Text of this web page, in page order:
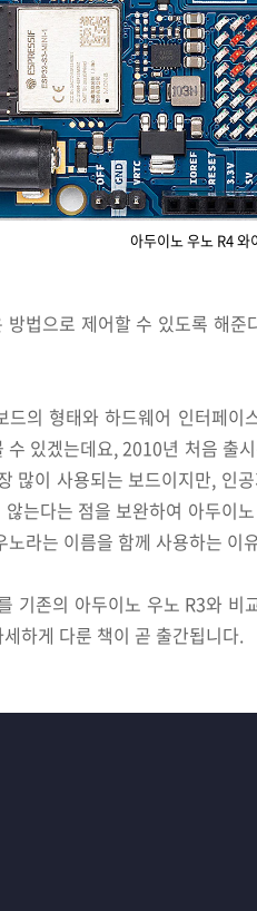
아두이노 우노 R4 와
법으로 제어할 수 있도록 해
의 형태와 하드웨어 인터페이
수 있겠는데요, 2010년 처음 출
많이 사용되는 보드이지만, 인
는다는 점을 보완하여 아두이
라는 이름을 함께 사용하는 이
기존의 아두이노 우노 R3와
하게 다룬 책이 곧 출간됩니다.